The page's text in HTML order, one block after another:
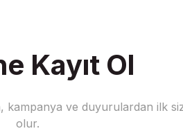
Gönder
Kayıt Ol
kampanya ve duyurulardan ilk
olur.